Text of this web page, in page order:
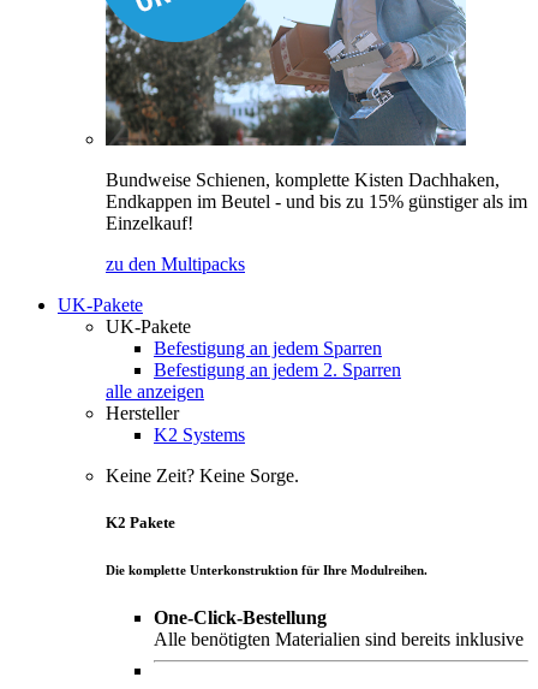
Bundweise Schienen, komplette Kisten Dachhaken,
Endkappen im Beutel - und bis zu 15% günstiger als im
Einzelkauf!
zu den Multipacks
UK-Pakete
UK-Pakete
Befestigung an jedem Sparren
Befestigung an jedem 2. Sparren
alle anzeigen
Hersteller
K2 Systems
Keine Zeit? Keine Sorge.
K2 Pakete
Die komplette Unterkonstruktion für Ihre Modulreihen.
One-Click-Bestellung
Alle benötigten Materialien sind bereits inklusive